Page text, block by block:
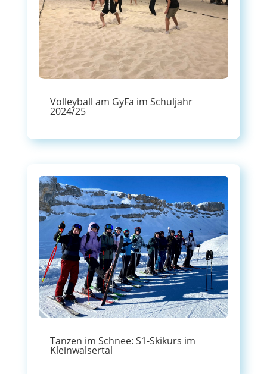
Volleyball am GyFa im Schuljahr
2024/25
Tanzen im Schnee: S1-Skikurs im
Kleinwalsertal